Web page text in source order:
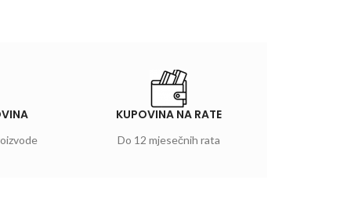
KUPOVINA NA RATE
Do 12 mjesečnih rata